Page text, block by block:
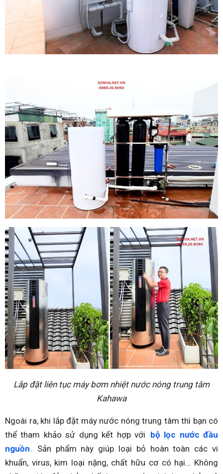
Lắp đặt liên tục máy bơm nhiệt nước nóng trung tâm
Kahawa
Ngoài ra, khi lắp đặt máy nước nóng trung tâm thì bạn có
thể tham khảo sử dụng kết hợp với bộ lọc nước đầu
nguồn . Sản phẩm này giúp loại bỏ hoàn toàn các vi
khuẩn, virus, kim loại nặng, chất hữu cơ có hại… Không